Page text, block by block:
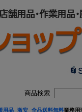
商品検索
用品 激安 全品送料無料業務用